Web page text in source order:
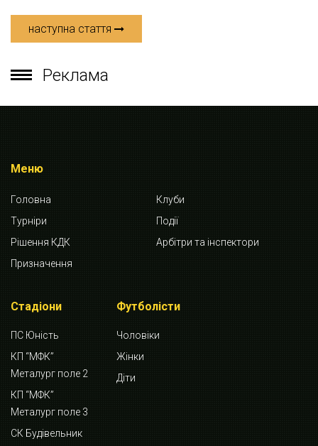
наступна стаття
Реклама
Меню
Головна
Клуби
Турніри
Події
Рішення КДК
Арбітри та інспектори
Призначення
Стадіони
ПС Юність
КП “МФК”
Металург поле 2
КП “МФК”
Металург поле 3
СК Будівельник
Футболісти
Чоловіки
Жінки
Діти